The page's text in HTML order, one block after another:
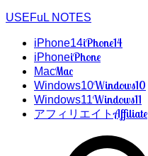
USEFuL NOTES
iPhone14iPhone14
iPhoneiPhone
MacMac
Windows10Windows10
Windows11Windows11
アフィリエイトAffiliate